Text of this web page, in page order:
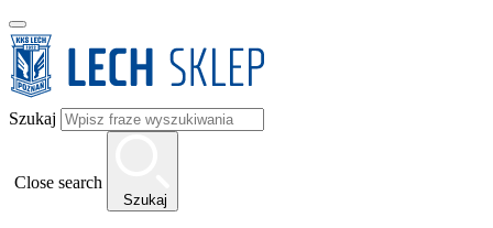
Szukaj
Close search
Szukaj